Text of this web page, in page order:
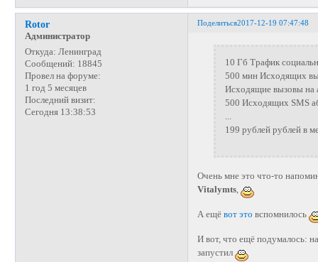
Поделиться2017-12-19 07:47:48
Rotor
Администратор
Откуда: Ленинград
Сообщений: 18845
Провел на форуме:
1 год 5 месяцев
Последний визит:
Сегодня 13:38:53
10 Гб Трафик
500 мин Исходящих
Исходящие вызовы на
500 Исходящих SMS
...
199 рублей рублей в
Очень мне это что-то
Vitalymts,
А ещёвот это вспомнилось
И вот, что ещё подумалось:
запустил